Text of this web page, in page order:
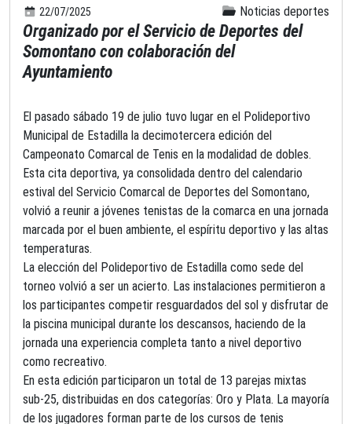
22/07/2025 Noticias deportes
Organizado por el Servicio de Deportes del
Somontano con colaboración del
Ayuntamiento
El pasado sábado 19 de julio tuvo lugar en el Polideportivo
Municipal de Estadilla la decimotercera edición del
Campeonato Comarcal de Tenis en la modalidad de dobles.
Esta cita deportiva, ya consolidada dentro del calendario
estival del Servicio Comarcal de Deportes del Somontano,
volvió a reunir a jóvenes tenistas de la comarca en una jornada
marcada por el buen ambiente, el espíritu deportivo y las altas
temperaturas.
La elección del Polideportivo de Estadilla como sede del
torneo volvió a ser un acierto. Las instalaciones permitieron a
los participantes competir resguardados del sol y disfrutar de
la piscina municipal durante los descansos, haciendo de la
jornada una experiencia completa tanto a nivel deportivo
como recreativo.
En esta edición participaron un total de 13 parejas mixtas
sub-25, distribuidas en dos categorías: Oro y Plata. La mayoría
de los jugadores forman parte de los cursos de tenis